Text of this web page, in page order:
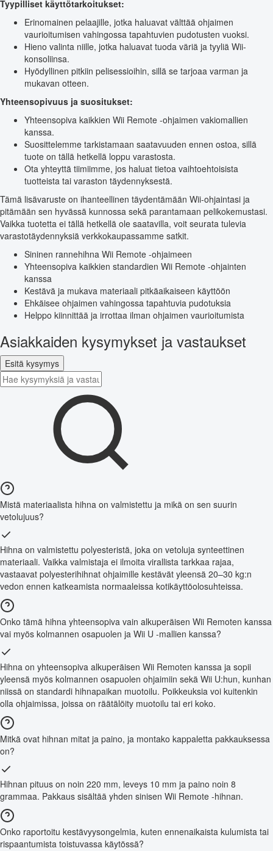
Tyypilliset käyttötarkoitukset:
Erinomainen pelaajille, jotka haluavat välttää ohjaimen
vaurioitumisen vahingossa tapahtuvien pudotusten vuoksi.
Hieno valinta niille, jotka haluavat tuoda väriä ja tyyliä Wii-
konsoliinsa.
Hyödyllinen pitkiin pelisessioihin, sillä se tarjoaa varman ja
mukavan otteen.
Yhteensopivuus ja suositukset:
Yhteensopiva kaikkien Wii Remote -ohjaimen vakiomallien
kanssa.
Suosittelemme tarkistamaan saatavuuden ennen ostoa, sillä
tuote on tällä hetkellä loppu varastosta.
Ota yhteyttä tiimiimme, jos haluat tietoa vaihtoehtoisista
tuotteista tai varaston täydennyksestä.
Tämä lisävaruste on ihanteellinen täydentämään Wii-ohjaintasi ja
pitämään sen hyvässä kunnossa sekä parantamaan pelikokemustasi.
Vaikka tuotetta ei tällä hetkellä ole saatavilla, voit seurata tulevia
varastotäydennyksiä verkkokaupassamme satkit.
Sininen rannehihna Wii Remote -ohjaimeen
Yhteensopiva kaikkien standardien Wii Remote -ohjainten
kanssa
Kestävä ja mukava materiaali pitkäaikaiseen käyttöön
Ehkäisee ohjaimen vahingossa tapahtuvia pudotuksia
Helppo kiinnittää ja irrottaa ilman ohjaimen vaurioitumista
Asiakkaiden kysymykset ja vastaukset
Esitä kysymys
Mistä materiaalista hihna on valmistettu ja mikä on sen suurin
vetolujuus?
Hihna on valmistettu polyesteristä, joka on vetoluja synteettinen
materiaali. Vaikka valmistaja ei ilmoita virallista tarkkaa rajaa,
vastaavat polyesterihihnat ohjaimille kestävät yleensä 20–30 kg:n
vedon ennen katkeamista normaaleissa kotikäyttöolosuhteissa.
Onko tämä hihna yhteensopiva vain alkuperäisen Wii Remoten kanssa
vai myös kolmannen osapuolen ja Wii U -mallien kanssa?
Hihna on yhteensopiva alkuperäisen Wii Remoten kanssa ja sopii
yleensä myös kolmannen osapuolen ohjaimiin sekä Wii U:hun, kunhan
niissä on standardi hihnapaikan muotoilu. Poikkeuksia voi kuitenkin
olla ohjaimissa, joissa on räätälöity muotoilu tai eri koko.
Mitkä ovat hihnan mitat ja paino, ja montako kappaletta pakkauksessa
on?
Hihnan pituus on noin 220 mm, leveys 10 mm ja paino noin 8
grammaa. Pakkaus sisältää yhden sinisen Wii Remote -hihnan.
Onko raportoitu kestävyysongelmia, kuten ennenaikaista kulumista tai
rispaantumista toistuvassa käytössä?